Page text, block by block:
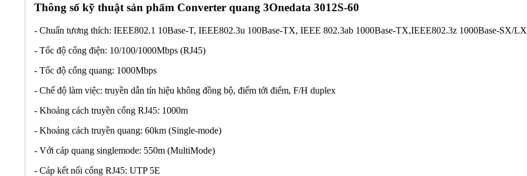
Thông số kỹ thuật sản phẩm Converter quang 3Onedata 3012S-60
- Chuẩn tương thích: IEEE802.1 10Base-T, IEEE802.3u 100Base-TX, IEEE 802.3ab 1000Base-TX,IEEE802.3z 1000Base-SX/LX
- Tốc độ cổng điện: 10/100/1000Mbps (RJ45)
- Tốc độ cổng quang: 1000Mbps
- Chế độ làm việc: truyền dẫn tín hiệu không đồng bộ, điểm tới điểm, F/H duplex
- Khoảng cách truyền cổng RJ45: 1000m
- Khoảng cách truyền quang: 60km (Single-mode)
- Với cáp quang singlemode: 550m (MultiMode)
- Cáp kết nối cổng RJ45: UTP 5E